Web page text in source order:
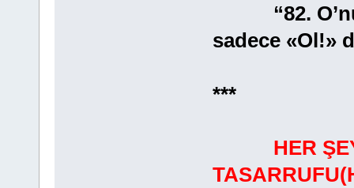
“82.
sadece «Ol!»
***
HER